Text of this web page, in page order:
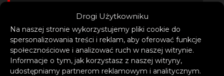
Drogi Użytkowniku
Na naszej stronie wykorzystujemy pliki cookie do
spersonalizowania treści i reklam, aby oferować funkcje
społecznościowe i analizować ruch w naszej witrynie.
Informacje o tym, jak korzystasz z naszej witryny,
udostępniamy partnerom reklamowym i analitycznym.
kobiecą i radosną część mnie.
Zwykle wybierałem
prowokacyjne i pełne energii